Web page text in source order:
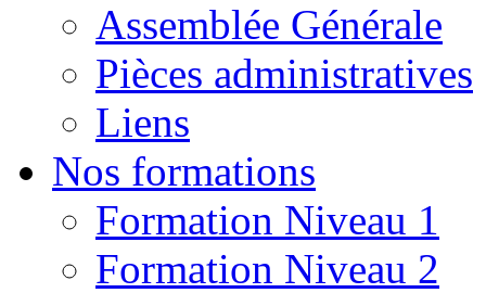
Assemblée Générale
Pièces administratives
Liens
Nos formations
Formation Niveau 1
Formation Niveau 2